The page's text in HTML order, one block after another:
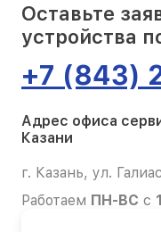
Оставьте
устройства
+7 (843)
Адрес офиса
Казани
г. Казань, ул.
Работаем ПН-ВС с